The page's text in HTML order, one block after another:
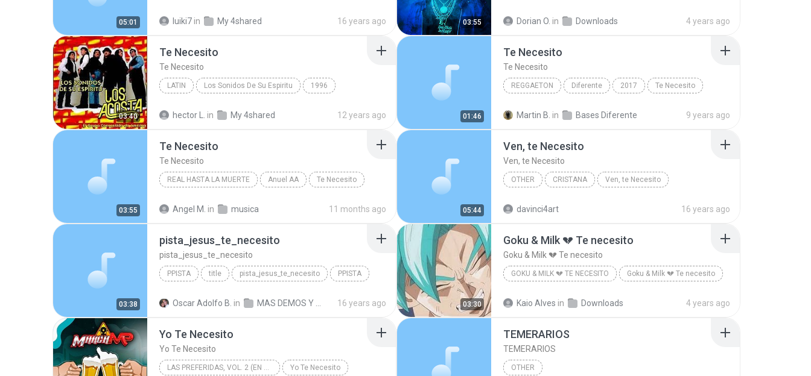
05:01 luiki7 in My 4shared 16 years ago 03:55 Dorian O. in Downloads 4 years ago
03:40
Te Necesito
Te Necesito
LATIN Los Sonidos De Su Espiritu 1996
hector L. in My 4shared 12 years ago 01:46
Te Necesito
Te Necesito
REGGAETON Diferente 2017 Te Necesito
Martin B. in Bases Diferente 9 years ago
03:55
Te Necesito
Te Necesito
REAL HASTA LA MUERTE Anuel AA Te Necesito
Angel M. in musica 11 months ago 05:44
Ven, te Necesito
Ven, te Necesito
OTHER CRISTANA Ven, te Necesito
davinci4art 16 years ago
03:38
pista_jesus_te_necesito
pista_jesus_te_necesito
PPISTA title pista_jesus_te_necesito PPISTA
Oscar Adolfo B. in 16 years ago 03:30
Goku & Milk 💔 Te necesito
Goku & Milk 💔 Te necesito
GOKU & MILK 💔 TE NECESITO Goku & Milk 💔 Te necesito
Kaio Alves in Downloads 4 years ago
Yo Te Necesito
Yo Te Necesito
LAS PREFERIDAS, VOL. 2 (EN VIVO) Yo Te Necesito
TEMERARIOS
TEMERARIOS
OTHER